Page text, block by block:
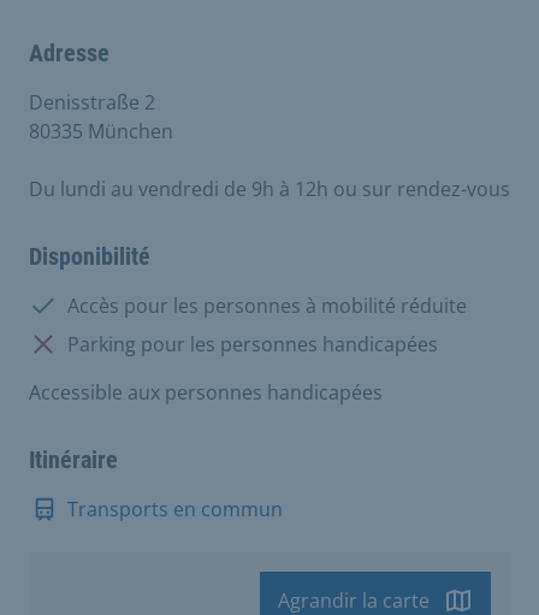
Adresse
Denisstraße 2
80335 München
Du lundi au vendredi de 9h à 12h ou sur rendez-vous
Disponibilité
Disponible:
Accès pour les personnes à mobilité réduite
Non disponible:
Parking pour les personnes handicapées
Accessible aux personnes handicapées
Itinéraire
Transports en commun
Agrandir la carte